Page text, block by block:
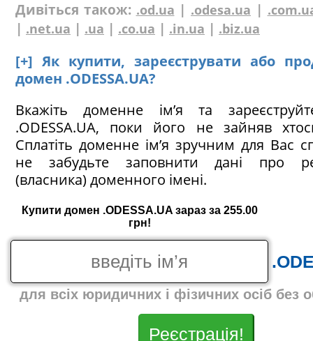
Дивіться також: .od.ua | .odesa.ua |
| .net.ua | .ua | .co.ua | .in.ua | .biz.ua
[+] Як купити, зареєструвати або
домен .ODESSA.UA?
Вкажіть доменне ім’я та
.ODESSA.UA, поки його не зайняв
Сплатіть доменне ім’я зручним для Вас
не забудьте заповнити дані про
(власника) доменного імені.
Купити домен .ODESSA.UA зараз за 255.00
грн!
для всіх юридичних і фізичних осіб без
Реєстрація!